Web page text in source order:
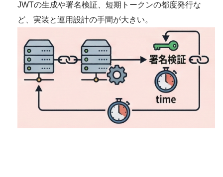
JWTの生成や署名検証、短期トークンの都度発行な
ど、実装と運用設計の手間が大きい。